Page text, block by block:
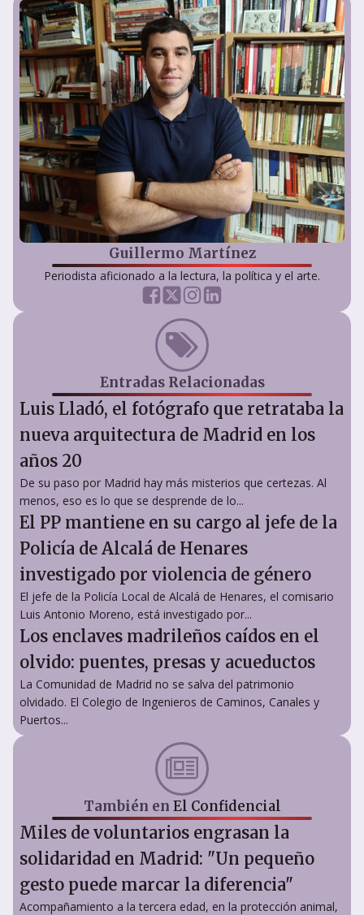
Guillermo Martínez
Periodista aficionado a la lectura, la política y el arte.
Entradas Relacionadas
Luis Lladó, el fotógrafo que retrataba la
nueva arquitectura de Madrid en los
años 20
De su paso por Madrid hay más misterios que certezas. Al
menos, eso es lo que se desprende de lo...
El PP mantiene en su cargo al jefe de la
Policía de Alcalá de Henares
investigado por violencia de género
El jefe de la Policía Local de Alcalá de Henares, el comisario
Luis Antonio Moreno, está investigado por...
Los enclaves madrileños caídos en el
olvido: puentes, presas y acueductos
La Comunidad de Madrid no se salva del patrimonio
olvidado. El Colegio de Ingenieros de Caminos, Canales y
Puertos...
También en El Confidencial
Miles de voluntarios engrasan la
solidaridad en Madrid: "Un pequeño
gesto puede marcar la diferencia"
Acompañamiento a la tercera edad, en la protección animal,